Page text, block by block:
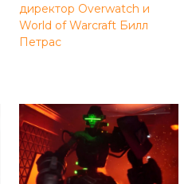
директор Overwatch и
World of Warcraft Билл
Петрас